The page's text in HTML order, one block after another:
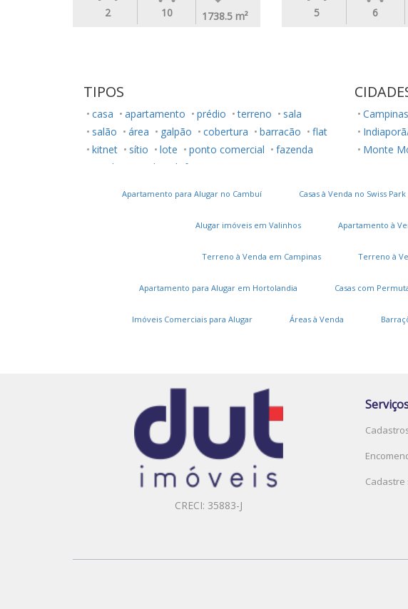
2 10 1738.5 m² 5 6
TIPOS
casa apartamento prédio terreno
sala
salão
área galpão cobertura barracão
flat
kitnet
sítio lote ponto comercial
fazenda
rancho
studio loft
Monte
Santo
Apartamento para Alugar no Cambuí Casas à Venda no Swiss Park
Alugar imóveis em Valinhos Apartamento à
Terreno à Venda em Campinas Terreno à
Apartamento para Alugar em Hortolandia Casas com
Imóveis Comerciais para Alugar Áreas à Venda
CRECI: 35883-J
Cadastre